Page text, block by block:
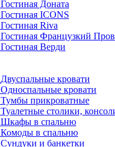
Гостиная Доната
Гостиная ICONS
Гостиная Riva
Гостиная Французкий
Гостиная Верди
Двуспальные кровати
Односпальные кровати
Тумбы прикроватные
Туалетные столики,
Шкафы в спальню
Комоды в спальню
Сундуки и банкетки